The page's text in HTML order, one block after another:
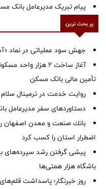
پیام تبریک مدیرعامل بانک
پر بحث ترین
جهش سود عملیاتی در نماد
آغاز ساخت ۲ هزار
تأمین مالی بانک مسکن
روایت خدمت در ترمینال سلام
دستاوردهای سفر مدیرعامل
بانك صنعت و معدن اصفهان
اضطرار استان را كسب كرد
پیشی گرفتن رشد سپرده‌های
باشگاه هزار همتی‌ها
روز خبرنگار؛ پاسداشت